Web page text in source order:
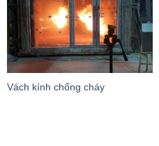
Vách kính chống cháy